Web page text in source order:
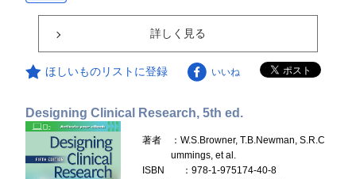
詳しく見る
ほしいものリストに登録 いいね
Designing Clinical Research, 5th ed.
著者
：W.S.Browner, T.B.Newman, S.R.C
ummings, et al.
ISBN
：978-1-975174-40-8